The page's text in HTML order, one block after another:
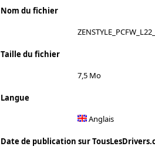
Nom du fichier
Taille du fichier
7,5 Mo
Langue
Anglais
Date de publication sur